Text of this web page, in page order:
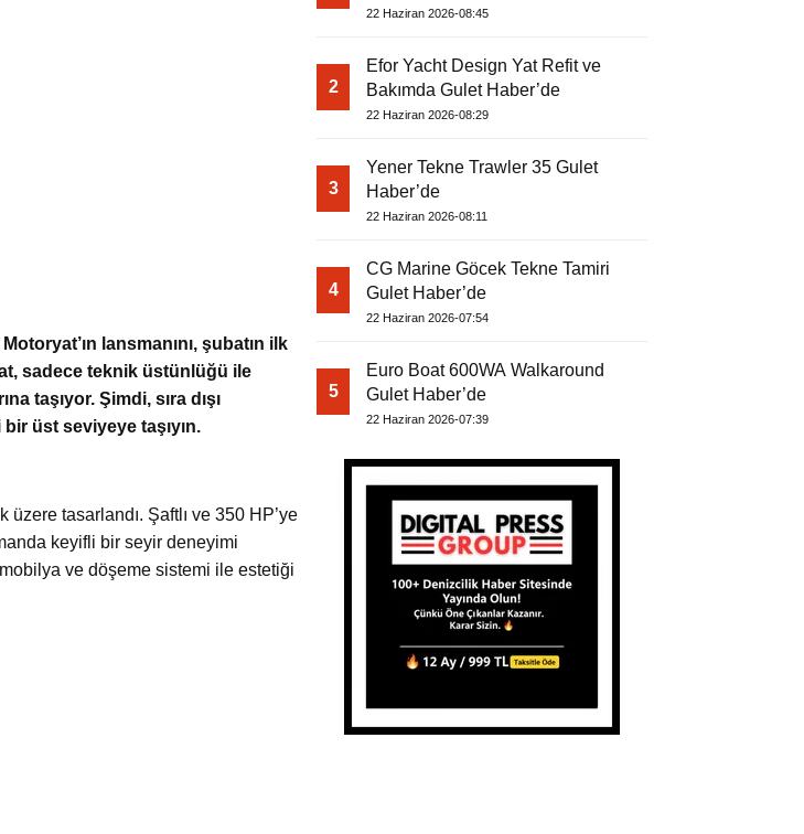
lansmanını, şubatın ilk
sadece teknik üstünlüğü ile
taşıyor. Şimdi, sıra dışı
üst seviyeye taşıyın.
tasarlandı. Şaftlı ve 350 HP’ye
keyifli bir seyir deneyimi
ve döşeme sistemi ile estetiği
22 Haziran 2026-08:45
2
Efor Yacht Design Yat Refit ve
Bakımda Gulet Haber’de
22 Haziran 2026-08:29
3
Yener Tekne Trawler 35 Gulet
Haber’de
22 Haziran 2026-08:11
4
CG Marine Göcek Tekne Tamiri
Gulet Haber’de
22 Haziran 2026-07:54
5
Euro Boat 600WA Walkaround
Gulet Haber’de
22 Haziran 2026-07:39